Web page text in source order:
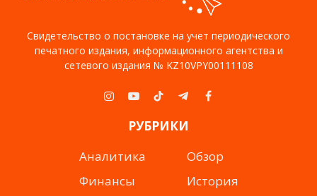
Свидетельство о постановке на учет периодического
печатного издания, информационного агентства и
сетевого издания № KZ10VPY00111108
Instagram
YouTubeTikTokTelegramFacebook
РУБРИКИ
Аналитика
Финансы
Обзор
История